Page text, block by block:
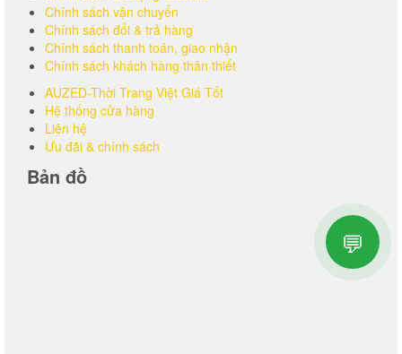
Chính sách vận chuyển
Chính sách đổi & trả hàng
Chính sách thanh toán, giao nhận
Chính sách khách hàng thân thiết
AUZED-Thời Trang Việt Giá Tốt
Hệ thống cửa hàng
Liên hệ
Ưu đãi & chính sách
Bản đồ
💬